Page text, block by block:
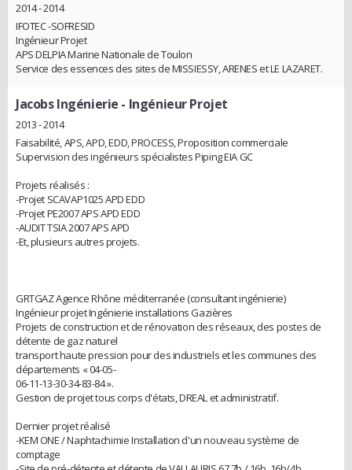
2014 - 2014
IFOTEC -SOFRESID
Ingénieur Projet
APS DELPIA Marine Nationale de Toulon
Service des essences des sites de MISSIESSY, ARENES et LE LAZARET.
Jacobs Ingénierie - Ingénieur Projet
2013 - 2014
Faisabilité, APS, APD, EDD, PROCESS, Proposition commerciale
Supervision des ingénieurs spécialistes Piping EIA GC
Projets réalisés :
-Projet SCAVAP1025 APD EDD
-Projet PE2007 APS APD EDD
-AUDIT TSIA 2007 APS APD
-Et, plusieurs autres projets.
GRTGAZ Agence Rhône méditerranée (consultant ingénierie)
Ingénieur projet Ingénierie installations Gazières
Projets de construction et de rénovation des réseaux, des postes de
détente de gaz naturel
transport haute pression pour des industriels et les communes des
départements « 04-05-
06-11-13-30-34-83-84 ».
Gestion de projet tous corps d'états, DREAL et administratif.
Dernier projet réalisé
-KEM ONE / Naphtachimie Installation d'un nouveau système de
comptage